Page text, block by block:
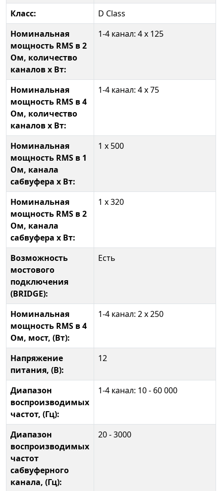
Класс:
D Class
Номинальная
мощность RMS в 2
Ом, количество
каналов х Вт:
1-4 канал: 4 х 125
Номинальная
мощность RMS в 4
Ом, количество
каналов х Вт:
1-4 канал: 4 х 75
Номинальная
мощность RMS в 1
Ом, канала
сабвуфера х Вт:
1 х 500
Номинальная
мощность RMS в 2
Ом, канала
сабвуфера х Вт:
1 х 320
Возможность
мостового
подключения
(BRIDGE):
Есть
Номинальная
мощность RMS в 4
Ом, мост, (Вт):
1-4 канал: 2 х 250
Напряжение
питания, (В):
12
Диапазон
воспроизводимых
частот, (Гц):
1-4 канал: 10 - 60 000
Диапазон
воспроизводимых
частот
сабвуферного
канала, (Гц):
20 - 3000